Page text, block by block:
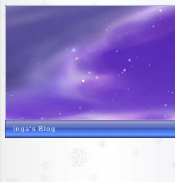
inga's Blog